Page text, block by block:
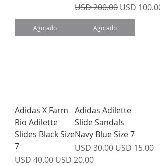
Agotado
Precio
USD 200.00 Precio de
USD 100.00
Agotado
Adidas X Farm
Rio Adilette
Slides Black Size
7
Precio
USD 40.00 Precio de oferta
USD 20.00
Adidas Adilette
Slide Sandals
Navy Blue Size 7
Precio
USD 30.00 Precio de
USD 15.00